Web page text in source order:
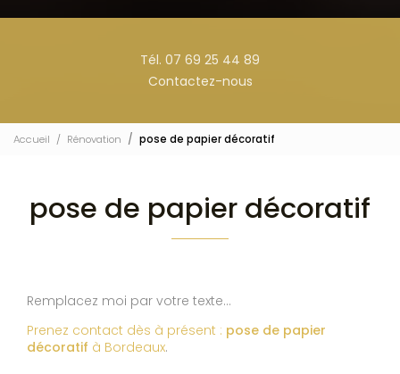
Tél. 07 69 25 44 89
Contactez-nous
Accueil Rénovation pose de papier décoratif
pose de papier décoratif
Remplacez moi par votre texte...
Prenez contact dès à présent : pose de papier
décoratif à Bordeaux.